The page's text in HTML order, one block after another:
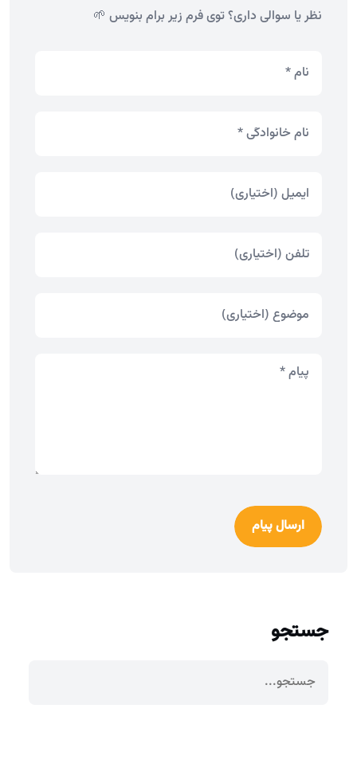
نظر یا سوالی داری؟ توی فرم زیر برام بنویس 🌱
ارسال پیام
جستجو